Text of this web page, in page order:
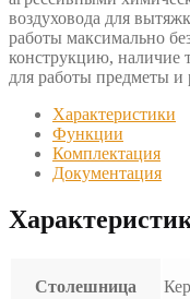
воздуховода для
работы максимально
конструкцию, наличие
для работы предметы и
Характеристики
Функции
Комплектация
Документация
Столешница